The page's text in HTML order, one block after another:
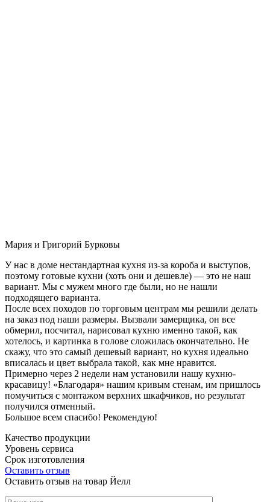
Мария и Григорий Бурковы
У нас в доме нестандартная кухня из-за короба и выступов,
поэтому готовые кухни (хоть они и дешевле) — это не наш
вариант. Мы с мужем много где были, но не нашли
подходящего варианта.
После всех походов по торговым центрам мы решили делать
на заказ под наши размеры. Вызвали замерщика, он все
обмерил, посчитал, нарисовал кухню именно такой, как
хотелось, и картинка в голове сложилась окончательно. Не
скажу, что это самый дешевый вариант, но кухня идеально
вписалась и цвет выбрала такой, как мне нравится.
Примерно через 2 недели нам установили нашу кухню-
красавицу! «Благодаря» нашим кривым стенам, им пришлось
помучиться с монтажом верхних шкафчиков, но результат
получился отменный.
Большое всем спасибо! Рекомендую!
Качество продукции
Уровень сервиса
Срок изготовления
Оставить отзыв
Оставить отзыв на товар Йелл